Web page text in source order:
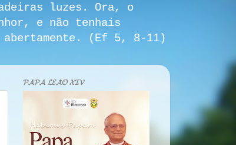
luzes. Ora, o
e não tenhais
(Ef 5, 8-11)
𝓟𝓐𝓟𝓐 𝓛𝓔𝓐̃𝓞 𝓧𝓘𝓥